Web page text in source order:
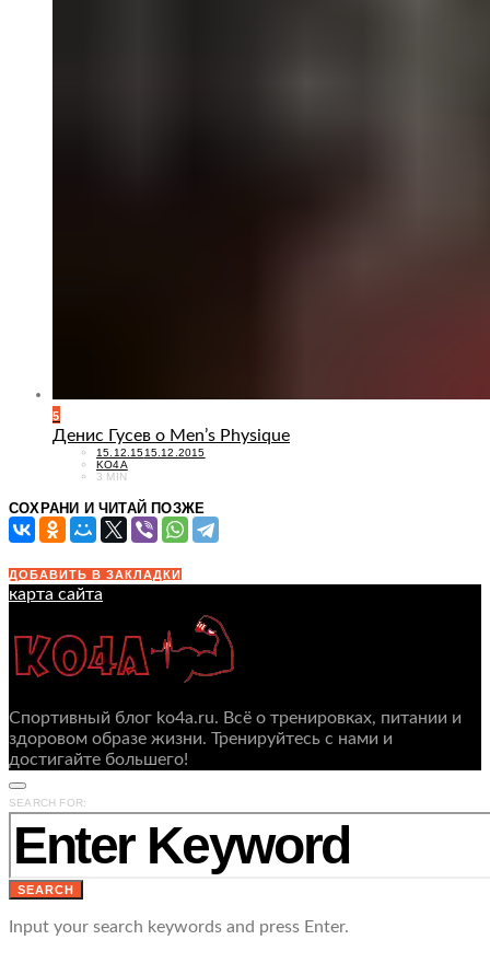
5
Денис Гусев о Men’s Physique
POSTED
ON
15.12.1515.12.2015
KO4A
3 MIN
СОХРАНИ И ЧИТАЙ ПОЗЖЕ
ДОБАВИТЬ В ЗАКЛАДКИ
карта сайта
Спортивный блог ko4a.ru. Всё о тренировках, питании и
здоровом образе жизни. Тренируйтесь с нами и
достигайте большего!
SEARCH FOR:
SEARCH
Input your search keywords and press Enter.